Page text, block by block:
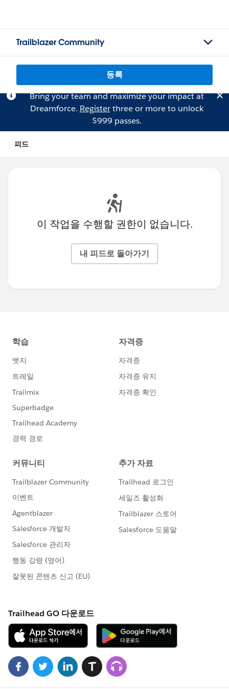
Trailblazer Community
등록
Bring your team and maximize your impact at
Dreamforce. Registerthree or more to unlock
$999 passes.
피드
이 작업을 수행할 권한이 없습니다.
내 피드로 돌아가기